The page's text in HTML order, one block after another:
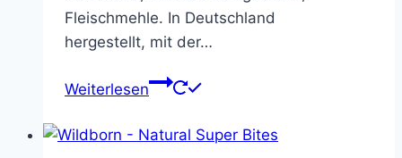
Fleischmehle. In Deutschland
hergestellt, mit der…
Weiterlesen